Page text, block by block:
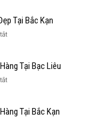
Khai
Đẹp
Liêu
Tại Bắc Kạn
ở
Khai
Đẹp
Kạn
Tại Bạc Liêu
ở
TrươngTại Bắc Kạn